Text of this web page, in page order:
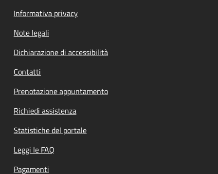
Informativa privacy
Note legali
Dichiarazione di accessibilità
Contatti
Prenotazione appuntamento
Richiedi assistenza
Statistiche del portale
Leggi le FAQ
Pagamenti